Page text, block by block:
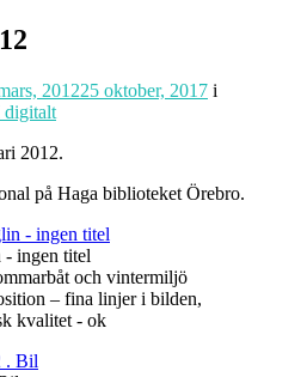
201225 oktober, 2017 i
digitalt
2012.
på Haga biblioteket Örebro.
- ingen titel
och vintermiljö
– fina linjer i bilden,
kvalitet - ok